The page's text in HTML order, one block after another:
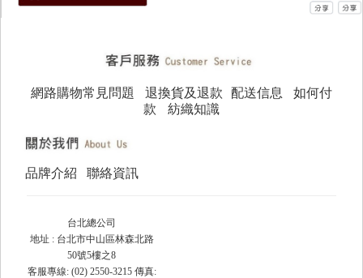
網路購物常見問題 退換貨及退款 配送信息
如何付
款
紡織知識
品牌介紹 聯絡資訊
台北總公司
地址 : 台北市中山區林森北路
50號5樓之8
客服專線: (02) 2550-3215 傳真: